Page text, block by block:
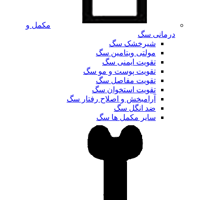
مکمل و
درمانی سگ
شیرخشک سگ
مولتی ویتامین سگ
تقویت ایمنی سگ
تقویت پوست و مو سگ
تقویت مفاصل سگ
تقویت استخوان سگ
آرامبخش و اصلاح رفتار سگ
ضد انگل سگ
سایر مکمل ها سگ